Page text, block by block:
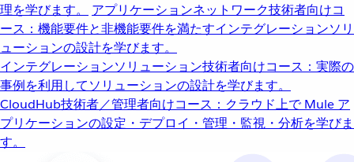
理を学びます。
アプリケーションネットワーク技術者向けコ
ース：機能要件と非機能要件を満たすインテグレーションソリ
ューションの設計を学びます。
インテグレーションソリューション技術者向けコース：実際の
事例を利用してソリューションの設計を学びます。
CloudHub技術者／管理者向けコース：クラウド上で Mule ア
プリケーションの設定・デプロイ・管理・監視・分析を学びま
す。